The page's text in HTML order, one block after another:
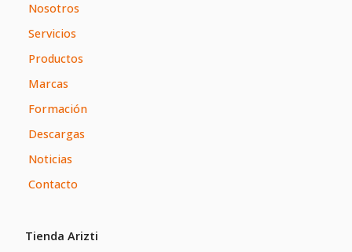
Nosotros
Servicios
Productos
Marcas
Formación
Descargas
Noticias
Contacto
Tienda Arizti